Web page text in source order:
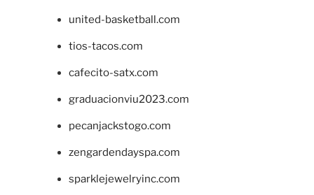
united-basketball.com
tios-tacos.com
cafecito-satx.com
graduacionviu2023.com
pecanjackstogo.com
zengardendayspa.com
sparklejewelryinc.com